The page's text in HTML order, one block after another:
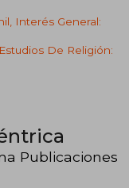
Interés General:
De Religión:
Publicaciones